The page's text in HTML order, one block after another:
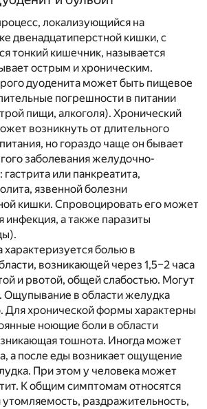
локализующийся на
двенадцатиперстной кишки, с
тонкий кишечник, называется
острым и хроническим.
дуоденита может быть пищевое
погрешности в питании
пищи, алкоголя). Хронический
возникнуть от длительного
но гораздо чаще он бывает
заболевания желудочно-
или панкреатита,
язвенной болезни
кишки. Спровоцировать его может
инфекция, а также паразиты
болью в
возникающей через 1,5–2 часа
и рвотой, общей слабостью. Могут
Ощупывание в области желудка
Для хронической формы характерны
ноющие боли в области
тошнота. Иногда может
а после еды возникает ощущение
При этом у человека может
К общим симптомам относятся
утомляемость, раздражительность,